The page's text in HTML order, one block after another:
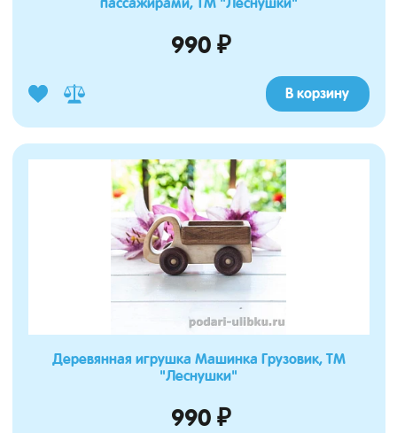
990 ₽
В корзину
Деревянная игрушка Машинка Грузовик, ТМ
"Леснушки"
990 ₽